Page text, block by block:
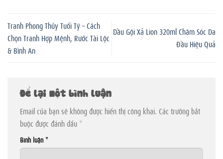
Tranh Phong Thủy Tuổi Tý – Cách
Chọn Tranh Hợp Mệnh, Rước Tài Lộc
& Bình An
Dầu Gội Xả Lion 320ml Chăm Sóc Da
Đầu Hiệu Quả
Để lại một bình luận
Email của bạn sẽ không được hiển thị công khai. Các trường bắt
buộc được đánh dấu *
Bình luận *